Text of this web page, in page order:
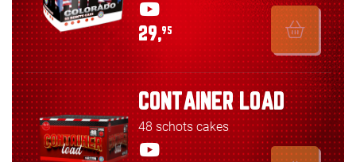
29,95
CONTAINER LOAD
48 schots cakes